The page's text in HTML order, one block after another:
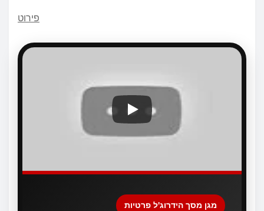
פירוט
מגן מסך הידרוג'ל פרטיות